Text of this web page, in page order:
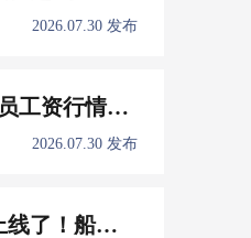
2026.07.30 发布
2026年8月船员工资行情参考
2026.07.30 发布
第三版题库上线了！船员免费刷！